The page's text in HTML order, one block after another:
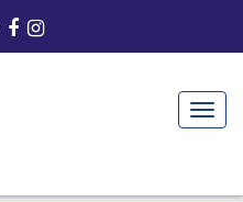
Toggle